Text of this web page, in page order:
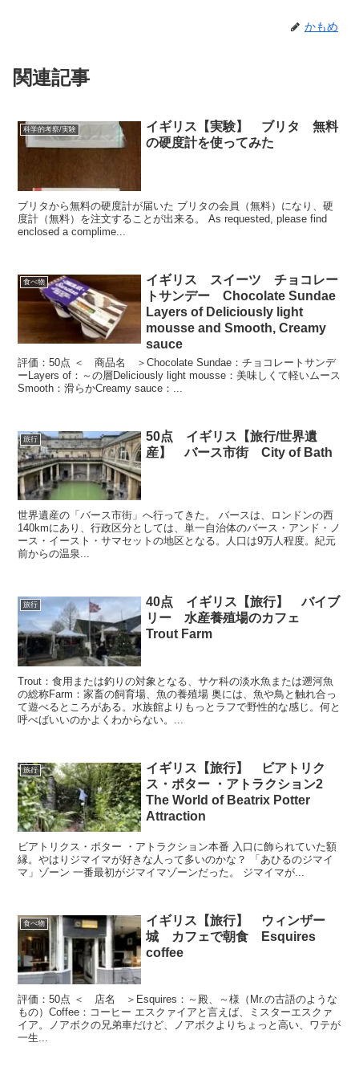
かもめ
関連記事
科学的考察/実験
イギリス【実験】 ブリタ 無料
の硬度計を使ってみた
ブリタから無料の硬度計が届いた ブリタの会員（無料）になり、硬
度計（無料）を注文することが出来る。 As requested, please find
enclosed a complime...
食べ物
イギリス スイーツ チョコレー
トサンデー Chocolate Sundae
Layers of Deliciously light
mousse and Smooth, Creamy
sauce
評価：50点 ＜ 商品名 ＞Chocolate Sundae：チョコレートサンデ
ーLayers of：～の層Deliciously light mousse：美味しくて軽いムース
Smooth：滑らかCreamy sauce：...
旅行
50点 イギリス【旅行/世界遺
産】 バース市街 City of Bath
世界遺産の「バース市街」へ行ってきた。 バースは、ロンドンの西
140kmにあり、行政区分としては、単一自治体のバース・アンド・ノ
ース・イースト・サマセットの地区となる。人口は9万人程度。紀元
前からの温泉...
旅行
40点 イギリス【旅行】 バイブ
リー 水産養殖場のカフェ
Trout Farm
Trout：食用または釣りの対象となる、サケ科の淡水魚または遡河魚
の総称Farm：家畜の飼育場、魚の養殖場 奥には、魚や鳥と触れ合っ
て遊べるところがある。水族館よりもっとラフで野性的な感じ。何と
呼べばいいのかよくわからない。...
旅行
イギリス【旅行】 ビアトリク
ス・ポター ・アトラクション2
The World of Beatrix Potter
Attraction
ビアトリクス・ポター ・アトラクション本番 入口に飾られていた額
縁。やはりジマイマが好きな人って多いのかな？ 「あひるのジマイ
マ」ゾーン 一番最初がジマイマゾーンだった。 ジマイマが...
食べ物
イギリス【旅行】 ウィンザー
城 カフェで朝食 Esquires
coffee
評価：50点 ＜ 店名 ＞Esquires：～殿、～様（Mr.の古語のような
もの）Coffee：コーヒー エスクァイアと言えば、ミスターエスクァ
イア。ノアボクの兄弟車だけど、ノアボクよりちょっと高い、ワテが
一生...